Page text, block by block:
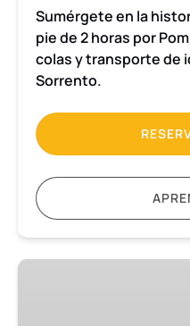
Sumérgete en la
pie de 2 horas por
colas y transporte de
Sorrento.
Excursión